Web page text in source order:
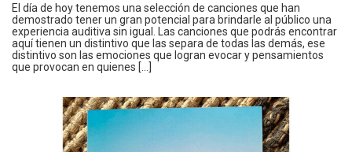
El día de hoy tenemos una selección de canciones que han
demostrado tener un gran potencial para brindarle al público una
experiencia auditiva sin igual. Las canciones que podrás encontrar
aquí tienen un distintivo que las separa de todas las demás, ese
distintivo son las emociones que logran evocar y pensamientos
que provocan en quienes […]